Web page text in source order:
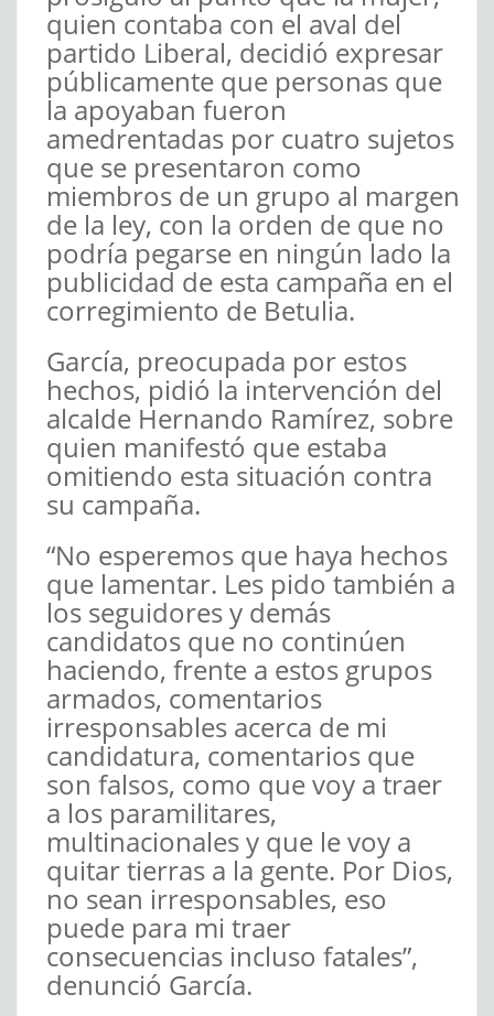
quien contaba con el aval del
partido Liberal, decidió expresar
públicamente que personas que
la apoyaban fueron
amedrentadas por cuatro sujetos
que se presentaron como
miembros de un grupo al margen
de la ley, con la orden de que no
podría pegarse en ningún lado la
publicidad de esta campaña en el
corregimiento de Betulia.
García, preocupada por estos
hechos, pidió la intervención del
alcalde Hernando Ramírez, sobre
quien manifestó que estaba
omitiendo esta situación contra
su campaña.
“No esperemos que haya hechos
que lamentar. Les pido también a
los seguidores y demás
candidatos que no continúen
haciendo, frente a estos grupos
armados, comentarios
irresponsables acerca de mi
candidatura, comentarios que
son falsos, como que voy a traer
a los paramilitares,
multinacionales y que le voy a
quitar tierras a la gente. Por Dios,
no sean irresponsables, eso
puede para mi traer
consecuencias incluso fatales”,
denunció García.